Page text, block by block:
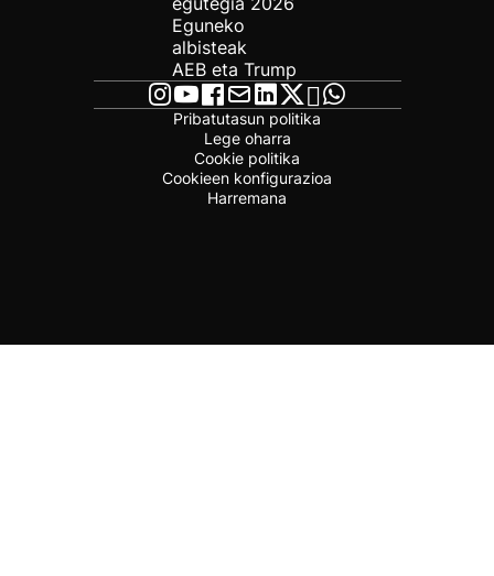
Eguneko
albisteak
AEB eta Trump
Pribatutasun politika
Lege oharra
Cookie politika
Cookieen konfigurazioa
Harremana